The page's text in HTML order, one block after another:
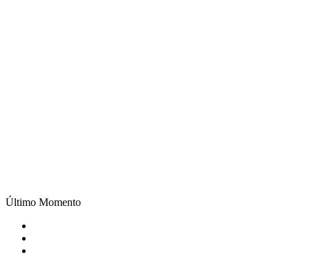
Último Momento